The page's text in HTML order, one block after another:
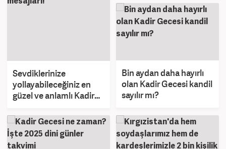
Sevdiklerinize
yollayabileceğiniz en
güzel ve anlamlı Kadir
Bin aydan daha hayırlı
olan Kadir Gecesi kandil
sayılır mı?